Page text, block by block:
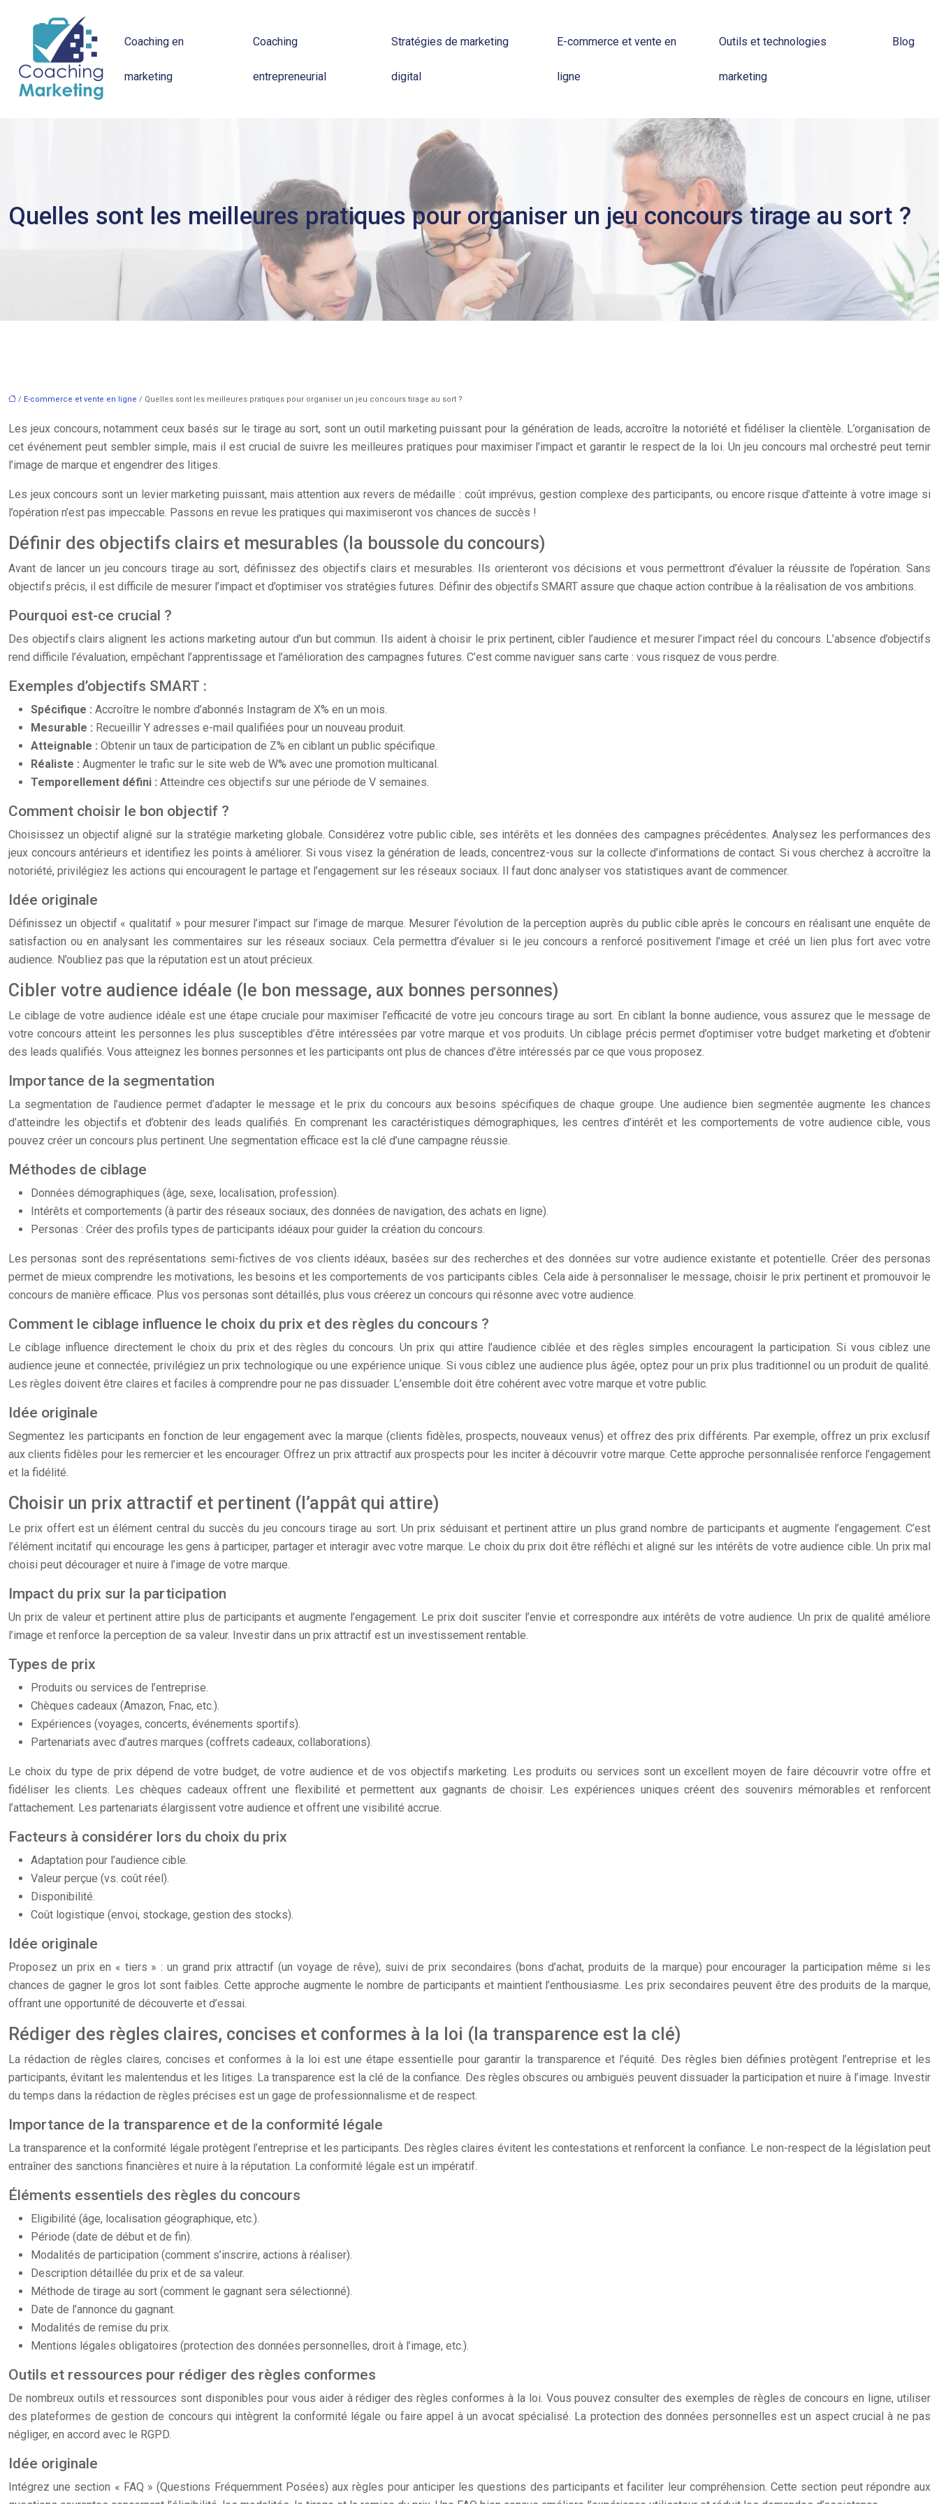
Coaching en
marketing
Coaching
entrepreneurial
Stratégies de marketing
digital
E-commerce et vente en
ligne
Outils et technologies
marketing
Blog
Quelles sont les meilleures pratiques pour organiser un jeu concours tirage au sort ?
/ E-commerce et vente en ligne / Quelles sont les meilleures pratiques pour organiser un jeu concours tirage au sort ?
Les jeux concours, notamment ceux basés sur le tirage au sort, sont un outil marketing puissant pour la génération de leads, accroître la notoriété et fidéliser la clientèle. L’organisation de
cet événement peut sembler simple, mais il est crucial de suivre les meilleures pratiques pour maximiser l’impact et garantir le respect de la loi. Un jeu concours mal orchestré peut ternir
l’image de marque et engendrer des litiges.
Les jeux concours sont un levier marketing puissant, mais attention aux revers de médaille : coût imprévus, gestion complexe des participants, ou encore risque d’atteinte à votre image si
l’opération n’est pas impeccable. Passons en revue les pratiques qui maximiseront vos chances de succès !
Définir des objectifs clairs et mesurables (la boussole du concours)
Avant de lancer un jeu concours tirage au sort, définissez des objectifs clairs et mesurables. Ils orienteront vos décisions et vous permettront d’évaluer la réussite de l’opération. Sans
objectifs précis, il est difficile de mesurer l’impact et d’optimiser vos stratégies futures. Définir des objectifs SMART assure que chaque action contribue à la réalisation de vos ambitions.
Pourquoi est-ce crucial ?
Des objectifs clairs alignent les actions marketing autour d’un but commun. Ils aident à choisir le prix pertinent, cibler l’audience et mesurer l’impact réel du concours. L’absence d’objectifs
rend difficile l’évaluation, empêchant l’apprentissage et l’amélioration des campagnes futures. C’est comme naviguer sans carte : vous risquez de vous perdre.
Exemples d’objectifs SMART :
Spécifique : Accroître le nombre d’abonnés Instagram de X% en un mois.
Mesurable : Recueillir Y adresses e-mail qualifiées pour un nouveau produit.
Atteignable : Obtenir un taux de participation de Z% en ciblant un public spécifique.
Réaliste : Augmenter le trafic sur le site web de W% avec une promotion multicanal.
Temporellement défini : Atteindre ces objectifs sur une période de V semaines.
Comment choisir le bon objectif ?
Choisissez un objectif aligné sur la stratégie marketing globale. Considérez votre public cible, ses intérêts et les données des campagnes précédentes. Analysez les performances des
jeux concours antérieurs et identifiez les points à améliorer. Si vous visez la génération de leads, concentrez-vous sur la collecte d’informations de contact. Si vous cherchez à accroître la
notoriété, privilégiez les actions qui encouragent le partage et l’engagement sur les réseaux sociaux. Il faut donc analyser vos statistiques avant de commencer.
Idée originale
Définissez un objectif « qualitatif » pour mesurer l’impact sur l’image de marque. Mesurer l’évolution de la perception auprès du public cible après le concours en réalisant une enquête de
satisfaction ou en analysant les commentaires sur les réseaux sociaux. Cela permettra d’évaluer si le jeu concours a renforcé positivement l’image et créé un lien plus fort avec votre
audience. N’oubliez pas que la réputation est un atout précieux.
Cibler votre audience idéale (le bon message, aux bonnes personnes)
Le ciblage de votre audience idéale est une étape cruciale pour maximiser l’efficacité de votre jeu concours tirage au sort. En ciblant la bonne audience, vous assurez que le message de
votre concours atteint les personnes les plus susceptibles d’être intéressées par votre marque et vos produits. Un ciblage précis permet d’optimiser votre budget marketing et d’obtenir
des leads qualifiés. Vous atteignez les bonnes personnes et les participants ont plus de chances d’être intéressés par ce que vous proposez.
Importance de la segmentation
La segmentation de l’audience permet d’adapter le message et le prix du concours aux besoins spécifiques de chaque groupe. Une audience bien segmentée augmente les chances
d’atteindre les objectifs et d’obtenir des leads qualifiés. En comprenant les caractéristiques démographiques, les centres d’intérêt et les comportements de votre audience cible, vous
pouvez créer un concours plus pertinent. Une segmentation efficace est la clé d’une campagne réussie.
Méthodes de ciblage
Données démographiques (âge, sexe, localisation, profession).
Intérêts et comportements (à partir des réseaux sociaux, des données de navigation, des achats en ligne).
Personas : Créer des profils types de participants idéaux pour guider la création du concours.
Les personas sont des représentations semi-fictives de vos clients idéaux, basées sur des recherches et des données sur votre audience existante et potentielle. Créer des personas
permet de mieux comprendre les motivations, les besoins et les comportements de vos participants cibles. Cela aide à personnaliser le message, choisir le prix pertinent et promouvoir le
concours de manière efficace. Plus vos personas sont détaillés, plus vous créerez un concours qui résonne avec votre audience.
Comment le ciblage influence le choix du prix et des règles du concours ?
Le ciblage influence directement le choix du prix et des règles du concours. Un prix qui attire l’audience ciblée et des règles simples encouragent la participation. Si vous ciblez une
audience jeune et connectée, privilégiez un prix technologique ou une expérience unique. Si vous ciblez une audience plus âgée, optez pour un prix plus traditionnel ou un produit de qualité.
Les règles doivent être claires et faciles à comprendre pour ne pas dissuader. L’ensemble doit être cohérent avec votre marque et votre public.
Idée originale
Segmentez les participants en fonction de leur engagement avec la marque (clients fidèles, prospects, nouveaux venus) et offrez des prix différents. Par exemple, offrez un prix exclusif
aux clients fidèles pour les remercier et les encourager. Offrez un prix attractif aux prospects pour les inciter à découvrir votre marque. Cette approche personnalisée renforce l’engagement
et la fidélité.
Choisir un prix attractif et pertinent (l’appât qui attire)
Le prix offert est un élément central du succès du jeu concours tirage au sort. Un prix séduisant et pertinent attire un plus grand nombre de participants et augmente l’engagement. C’est
l’élément incitatif qui encourage les gens à participer, partager et interagir avec votre marque. Le choix du prix doit être réfléchi et aligné sur les intérêts de votre audience cible. Un prix mal
choisi peut décourager et nuire à l’image de votre marque.
Impact du prix sur la participation
Un prix de valeur et pertinent attire plus de participants et augmente l’engagement. Le prix doit susciter l’envie et correspondre aux intérêts de votre audience. Un prix de qualité améliore
l’image et renforce la perception de sa valeur. Investir dans un prix attractif est un investissement rentable.
Types de prix
Produits ou services de l’entreprise.
Chèques cadeaux (Amazon, Fnac, etc.).
Expériences (voyages, concerts, événements sportifs).
Partenariats avec d’autres marques (coffrets cadeaux, collaborations).
Le choix du type de prix dépend de votre budget, de votre audience et de vos objectifs marketing. Les produits ou services sont un excellent moyen de faire découvrir votre offre et
fidéliser les clients. Les chèques cadeaux offrent une flexibilité et permettent aux gagnants de choisir. Les expériences uniques créent des souvenirs mémorables et renforcent
l’attachement. Les partenariats élargissent votre audience et offrent une visibilité accrue.
Facteurs à considérer lors du choix du prix
Adaptation pour l’audience cible.
Valeur perçue (vs. coût réel).
Disponibilité.
Coût logistique (envoi, stockage, gestion des stocks).
Idée originale
Proposez un prix en « tiers » : un grand prix attractif (un voyage de rêve), suivi de prix secondaires (bons d’achat, produits de la marque) pour encourager la participation même si les
chances de gagner le gros lot sont faibles. Cette approche augmente le nombre de participants et maintient l’enthousiasme. Les prix secondaires peuvent être des produits de la marque,
offrant une opportunité de découverte et d’essai.
Rédiger des règles claires, concises et conformes à la loi (la transparence est la clé)
La rédaction de règles claires, concises et conformes à la loi est une étape essentielle pour garantir la transparence et l’équité. Des règles bien définies protègent l’entreprise et les
participants, évitant les malentendus et les litiges. La transparence est la clé de la confiance. Des règles obscures ou ambiguës peuvent dissuader la participation et nuire à l’image. Investir
du temps dans la rédaction de règles précises est un gage de professionnalisme et de respect.
Importance de la transparence et de la conformité légale
La transparence et la conformité légale protègent l’entreprise et les participants. Des règles claires évitent les contestations et renforcent la confiance. Le non-respect de la législation peut
entraîner des sanctions financières et nuire à la réputation. La conformité légale est un impératif.
Éléments essentiels des règles du concours
Eligibilité (âge, localisation géographique, etc.).
Période (date de début et de fin).
Modalités de participation (comment s’inscrire, actions à réaliser).
Description détaillée du prix et de sa valeur.
Méthode de tirage au sort (comment le gagnant sera sélectionné).
Date de l’annonce du gagnant.
Modalités de remise du prix.
Mentions légales obligatoires (protection des données personnelles, droit à l’image, etc.).
Outils et ressources pour rédiger des règles conformes
De nombreux outils et ressources sont disponibles pour vous aider à rédiger des règles conformes à la loi. Vous pouvez consulter des exemples de règles de concours en ligne, utiliser
des plateformes de gestion de concours qui intègrent la conformité légale ou faire appel à un avocat spécialisé. La protection des données personnelles est un aspect crucial à ne pas
négliger, en accord avec le RGPD.
Idée originale
Intégrez une section « FAQ » (Questions Fréquemment Posées) aux règles pour anticiper les questions des participants et faciliter leur compréhension. Cette section peut répondre aux